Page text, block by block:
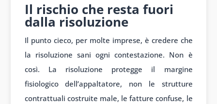
Il rischio che resta fuori
dalla risoluzione
Il punto cieco, per molte imprese, è credere che
la risoluzione sani ogni contestazione. Non è
così. La risoluzione protegge il margine
fisiologico dell’appaltatore, non le strutture
contrattuali costruite male, le fatture confuse, le